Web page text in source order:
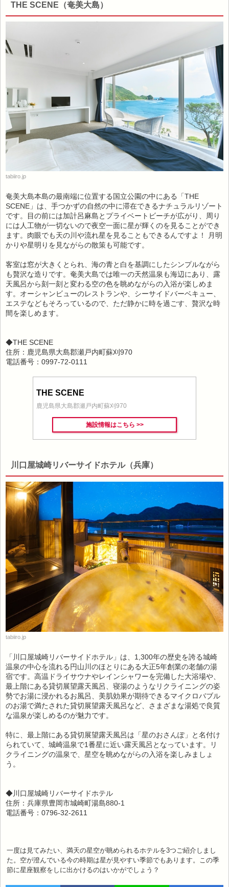
THE SCENE（奄美大島）
tabiiro.jp
奄美大島本島の最南端に位置する国立公園の中にある「THE
SCENE」は、手つかずの自然の中に滞在できるナチュラルリゾート
です。目の前には加計呂麻島とプライベートビーチが広がり、周り
には人工物が一切ないので夜空一面に星が輝くのを見ることができ
ます。肉眼でも天の川や流れ星を見ることもできるんですよ！ 月明
かりや星明りを見ながらの散策も可能です。
客室は窓が大きくとられ、海の青と白を基調にしたシンプルながら
も贅沢な造りです。奄美大島では唯一の天然温泉も海辺にあり、露
天風呂から刻一刻と変わる空の色を眺めながらの入浴が楽しめま
す。オーシャンビューのレストランや、シーサイドバーベキュー、
エステなどもそろっているので、ただ静かに時を過ごす、贅沢な時
間を楽しめます。
◆THE SCENE
住所：鹿児島県大島郡瀬戸内町蘇刈970
電話番号：0997-72-0111
THE SCENE
鹿児島県大島郡瀬戸内町蘇刈970
施設情報はこちら >>
川口屋城崎リバーサイドホテル（兵庫）
tabiiro.jp
「川口屋城崎リバーサイドホテル」は、1,300年の歴史を誇る城崎
温泉の中心を流れる円山川のほとりにある大正5年創業の老舗の湯
宿です。高温ドライサウナやレインシャワーを完備した大浴場や、
最上階にある貸切展望露天風呂、寝湯のようなリクライニングの姿
勢でお湯に浸かれるお風呂、美肌効果が期待できるマイクロバブル
のお湯で満たされた貸切展望露天風呂など、さまざまな湯処で良質
な温泉が楽しめるのが魅力です。
特に、最上階にある貸切展望露天風呂は「星のおさんぽ」と名付け
られていて、城崎温泉で1番星に近い露天風呂となっています。リ
クライニングの温泉で、星空を眺めながらの入浴を楽しみましょ
う。
◆川口屋城崎リバーサイドホテル
住所：兵庫県豊岡市城崎町湯島880-1
電話番号：0796-32-2611
一度は見てみたい、満天の星空が眺められるホテルを3つご紹介しまし
た。空が澄んでいる今の時期は星が見やすい季節でもあります。この季
節に星座観察をしに出かけるのはいかがでしょう？